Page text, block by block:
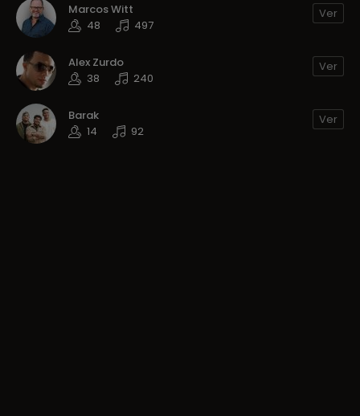
Marcos Witt
48
497
Ver
Alex Zurdo
38
240
Ver
Barak
14
92
Ver